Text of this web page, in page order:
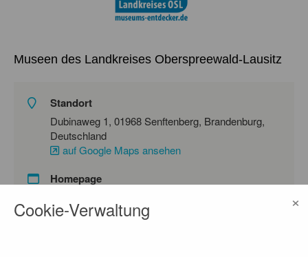
Museen des Landkreises Oberspreewald-Lausitz
Standort
Dubinaweg 1, 01968 Senftenberg, Brandenburg,
Deutschland
auf Google Maps ansehen
Homepage
Cookie-Verwaltung ×